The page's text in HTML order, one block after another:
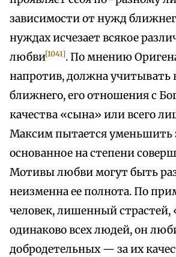
зависимости от нужд
нуждах исчезает всякое
любви[1041]. По мнению
напротив, должна учитывать
ближнего, его отношения с
качества «сына» или всего
Максим пытается уменьшить
основанное на степени
Мотивы любви могут быть
неизменна ее полнота. По
человек, лишенный
одинаково всех людей, он
добродетельных — за их